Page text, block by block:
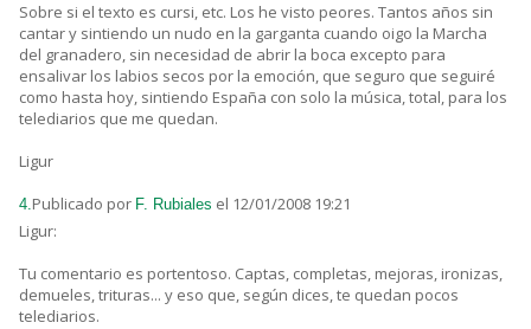
Sobre si el texto es cursi, etc. Los he visto peores. Tantos años sin
cantar y sintiendo un nudo en la garganta cuando oigo la Marcha
del granadero, sin necesidad de abrir la boca excepto para
ensalivar los labios secos por la emoción, que seguro que seguiré
como hasta hoy, sintiendo España con solo la música, total, para los
telediarios que me quedan.
Ligur
4.Publicado por F. Rubiales el 12/01/2008 19:21
Ligur:
Tu comentario es portentoso. Captas, completas, mejoras, ironizas,
demueles, trituras... y eso que, según dices, te quedan pocos
telediarios.